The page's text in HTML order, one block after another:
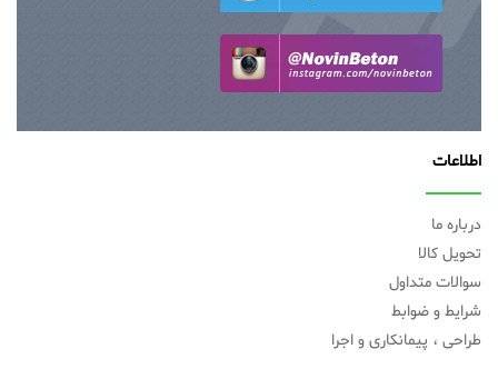
اطلاعات
درباره ما
تحویل کالا
سوالات متداول
شرایط و ضوابط
طراحی ، پیمانکاری و اجرا